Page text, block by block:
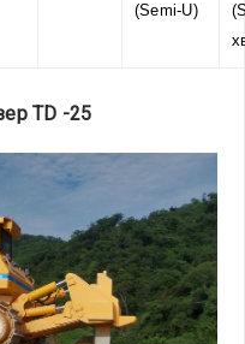
(Semi-U)
TD -25